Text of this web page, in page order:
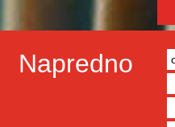
Napredno